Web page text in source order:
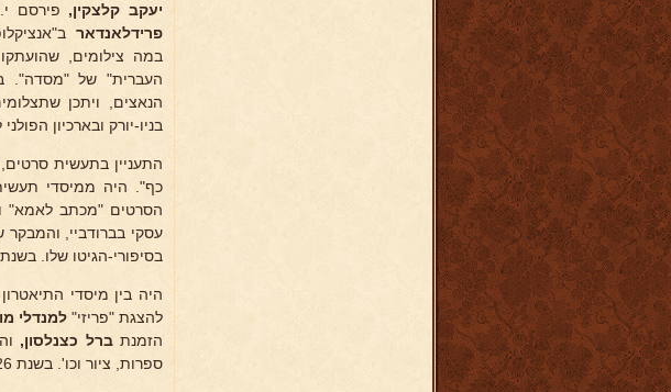
יעקב קלצקין, פירסם
פרידלאנדאר
במה צילומים,
העברית" של "מסדה".
הנאצים, ויתכן
בניו-יורק ובארכיון
התעניין בתעשית
כף". היה ממיסדי
הסרטים "מכתב לאמא"
עסקי בברודביי, והמבקר
בסיפורי-הגיטו שלו. בשנת 1936 זכה בפרס לסרט מטעם ה"ג'וינט".
היה בין מיסדי
להצגת "פריזי" למנדלי
הזמנתברל כצנלסון,
ספרות, ציור וכו'. בשנת 1926 השתתף ככתב בקונגרס בבזל, ורשמיו פורסמו ב"היינט", "דבר" ו"צייט" בלונדון.